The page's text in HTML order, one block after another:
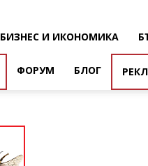
БИЗНЕС И ИКОНОМИКА
ФОРУМ БЛОГ